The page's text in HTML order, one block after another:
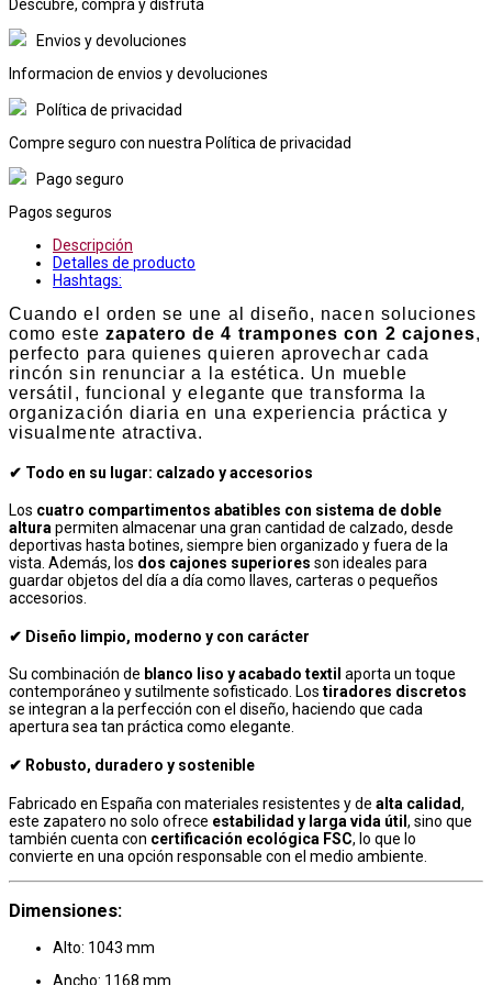
Descubre, compra y disfruta
Envios y devoluciones
Informacion de envios y devoluciones
Política de privacidad
Compre seguro con nuestra Política de privacidad
Pago seguro
Pagos seguros
Descripción
Detalles de producto
Hashtags:
Cuando el orden se une al diseño, nacen soluciones
como este zapatero de 4 trampones con 2 cajones,
perfecto para quienes quieren aprovechar cada
rincón sin renunciar a la estética. Un mueble
versátil, funcional y elegante que transforma la
organización diaria en una experiencia práctica y
visualmente atractiva.
✔ Todo en su lugar: calzado y accesorios
Los cuatro compartimentos abatibles con sistema de doble
altura permiten almacenar una gran cantidad de calzado, desde
deportivas hasta botines, siempre bien organizado y fuera de la
vista. Además, los dos cajones superiores son ideales para
guardar objetos del día a día como llaves, carteras o pequeños
accesorios.
✔ Diseño limpio, moderno y con carácter
Su combinación de blanco liso y acabado textil aporta un toque
contemporáneo y sutilmente sofisticado. Los tiradores discretos
se integran a la perfección con el diseño, haciendo que cada
apertura sea tan práctica como elegante.
✔ Robusto, duradero y sostenible
Fabricado en España con materiales resistentes y de alta calidad,
este zapatero no solo ofrece estabilidad y larga vida útil , sino que
también cuenta con certificación ecológica FSC, lo que lo
convierte en una opción responsable con el medio ambiente.
Dimensiones:
Alto: 1043 mm
Ancho: 1168 mm